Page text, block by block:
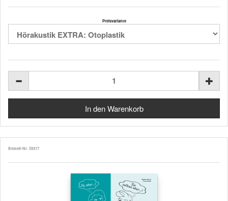
Preisvariante
Bestell-Nr. 59317